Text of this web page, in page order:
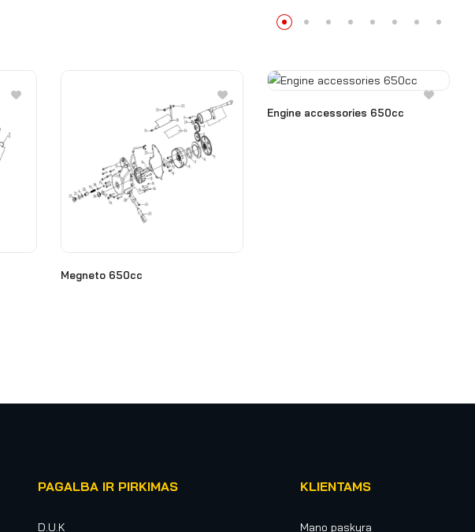
Megneto 650cc
Engine accessories 650cc
PAGALBA IR PIRKIMAS
D.U.K
KLIENTAMS
Mano paskyra